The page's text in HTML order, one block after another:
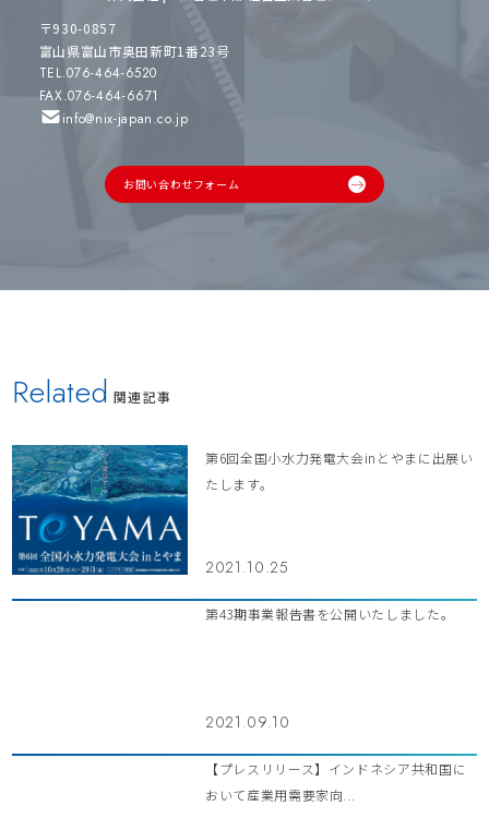
〒930-0857
富山県富山市奥田新町1番23号
TEL.076-464-6520
FAX.076-464-6671
info@nix-japan.co.jp
お問い合わせフォーム
Related 関連記事
第6回全国小水力発電大会inとやまに出展い
たします。
2021.10.25
第43期事業報告書を公開いたしました。
2021.09.10
【プレスリリース】インドネシア共和国に
おいて産業用需要家向...